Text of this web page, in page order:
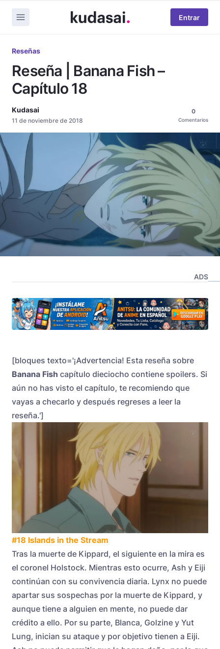
Entrar
Reseñas
Reseña | Banana Fish –
Capítulo 18
Kudasai
11 de noviembre de 2018
0
Comentarios
ADS
[bloques texto='¡Advertencia! Esta reseña sobre
Banana Fish capítulo dieciocho contiene spoilers. Si
aún no has visto el capítulo, te recomiendo que
vayas a checarlo y después regreses a leer la
reseña.']
#18 Islands in the Stream
Tras la muerte de Kippard, el siguiente en la mira es
el coronel Holstock. Mientras esto ocurre, Ash y Eiji
continúan con su convivencia diaria. Lynx no puede
apartar sus sospechas por la muerte de Kippard, y
aunque tiene a alguien en mente, no puede dar
crédito a ello. Por su parte, Blanca, Golzine y Yut
Lung, inician su ataque y por objetivo tienen a Eiji.